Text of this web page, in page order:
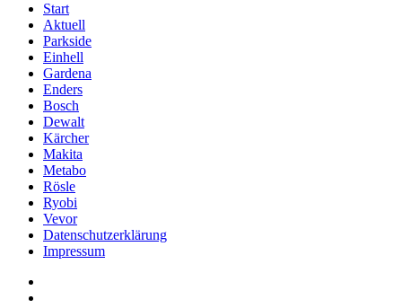
Start
Aktuell
Parkside
Einhell
Gardena
Enders
Bosch
Dewalt
Kärcher
Makita
Metabo
Rösle
Ryobi
Vevor
Datenschutzerklärung
Impressum